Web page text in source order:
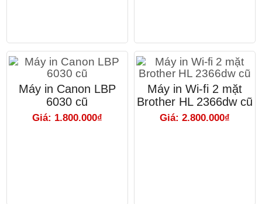
Máy in Canon LBP
6030 cũ
Giá: 1.800.000₫
Máy in Wi-fi 2 mặt
Brother HL 2366dw cũ
Giá: 2.800.000₫